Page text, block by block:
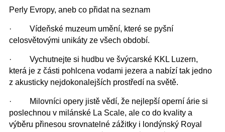
Perly Evropy, aneb co přidat na seznam
·
Vídeňské muzeum umění, které se pyšní
celosvětovými unikáty ze všech období.
·
Vychutnejte si hudbu ve švýcarské KKL Luzern,
která je z části pohlcena vodami jezera a nabízí tak jedno
z akusticky nejdokonalejších prostředí na světě.
·
Milovníci opery jistě vědí, že nejlepší operní árie si
poslechnou v milánské La Scale, ale co do kvality a
výběru přinesou srovnatelné zážitky i londýnský Royal